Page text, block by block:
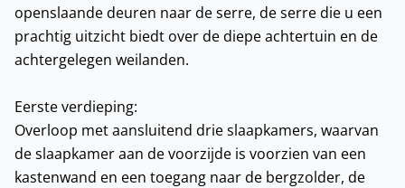
openslaande deuren naar de serre, de serre die u een
prachtig uitzicht biedt over de diepe achtertuin en de
achtergelegen weilanden.
Eerste verdieping:
Overloop met aansluitend drie slaapkamers, waarvan
de slaapkamer aan de voorzijde is voorzien van een
kastenwand en een toegang naar de bergzolder, de